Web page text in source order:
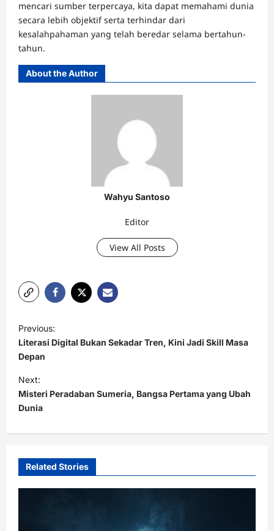
mencari sumber terpercaya, kita dapat memahami dunia
secara lebih objektif serta terhindar dari
kesalahpahaman yang telah beredar selama bertahun-
tahun.
About the Author
Wahyu Santoso
Editor
View All Posts
o
s
t
n
a
v
g
a
Previous:
Literasi Digital Bukan Sekadar Tren, Kini Jadi Skill Masa
Depan
Next:
Misteri Peradaban Sumeria, Bangsa Pertama yang Ubah
Dunia
Related Stories